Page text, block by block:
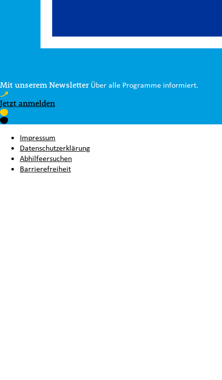
Mit unserem Newsletter Über alle Programme informiert.
Jetzt anmelden
Impressum
Datenschutzerklärung
Abhilfeersuchen
Barrierefreiheit